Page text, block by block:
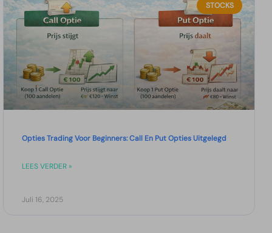
STOCKS
Opties Trading Voor Beginners: Call En Put Opties Uitgelegd
LEES VERDER »
Juli 16, 2025